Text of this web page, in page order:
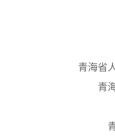
青海省
青